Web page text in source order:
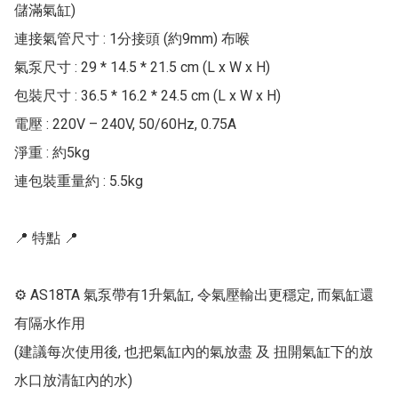
儲滿氣缸)
連接氣管尺寸 : 1分接頭 (約9mm) 布喉
氣泵尺寸 : 29 * 14.5 * 21.5 cm (L x W x H)
包裝尺寸 : 36.5 * 16.2 * 24.5 cm (L x W x H)
電壓 : 220V – 240V, 50/60Hz, 0.75A
淨重 : 約5kg
連包裝重量約 : 5.5kg
📍 特點 📍
⚙ AS18TA 氣泵帶有1升氣缸, 令氣壓輸出更穩定, 而氣缸還
有隔水作用
(建議每次使用後, 也把氣缸內的氣放盡 及 扭開氣缸下的放
水口放清缸內的水)